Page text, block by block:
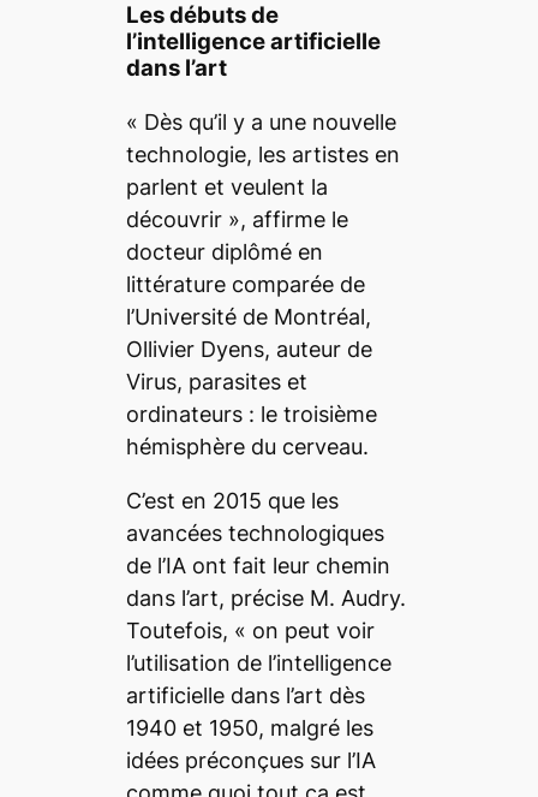
Les débuts de
l’intelligence artificielle
dans l’art
« Dès qu’il y a une nouvelle
technologie, les artistes en
parlent et veulent la
découvrir », affirme le
docteur diplômé en
littérature comparée de
l’Université de Montréal,
Ollivier Dyens, auteur de
Virus, parasites et
ordinateurs : le troisième
hémisphère du cerveau.
C’est en 2015 que les
avancées technologiques
de l’IA ont fait leur chemin
dans l’art, précise M. Audry.
Toutefois, « on peut voir
l’utilisation de l’intelligence
artificielle dans l’art dès
1940 et 1950, malgré les
idées préconçues sur l’IA